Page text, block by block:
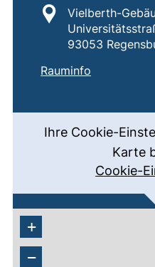
Standort:
Vielberth-
93053
Rauminfo
Ihre Cookie-
Karte
Cookie-
+
−